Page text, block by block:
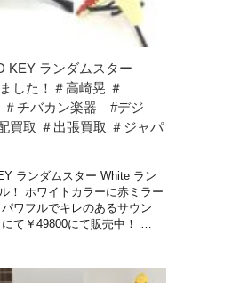
KEY ランダムスター
した！＃高崎晃 ＃
＃チバカン楽器 #デジ
買取 ＃出張買取 ＃ジャパ
ランダムスター White ラン
！ ホワイトカラーに赤ミラー
ワフルでキレのあるサウン
て￥49800にて販売中！ …